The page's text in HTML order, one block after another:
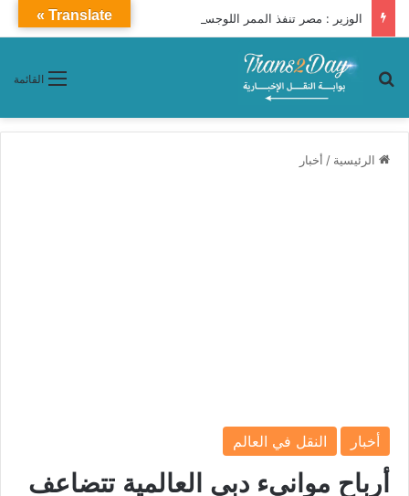
الوزير : مصر تنفذ الممر اللوجستي الدولي (برنيس – أسوان – توشكى – شرق العوينات – الكفرة – إنجامينا)
القائمة بحث عن
الرئيسية / أخبار
أخبار النقل في العالم
أرباح موانيء دبي العالمية تتضاعف
Translate »